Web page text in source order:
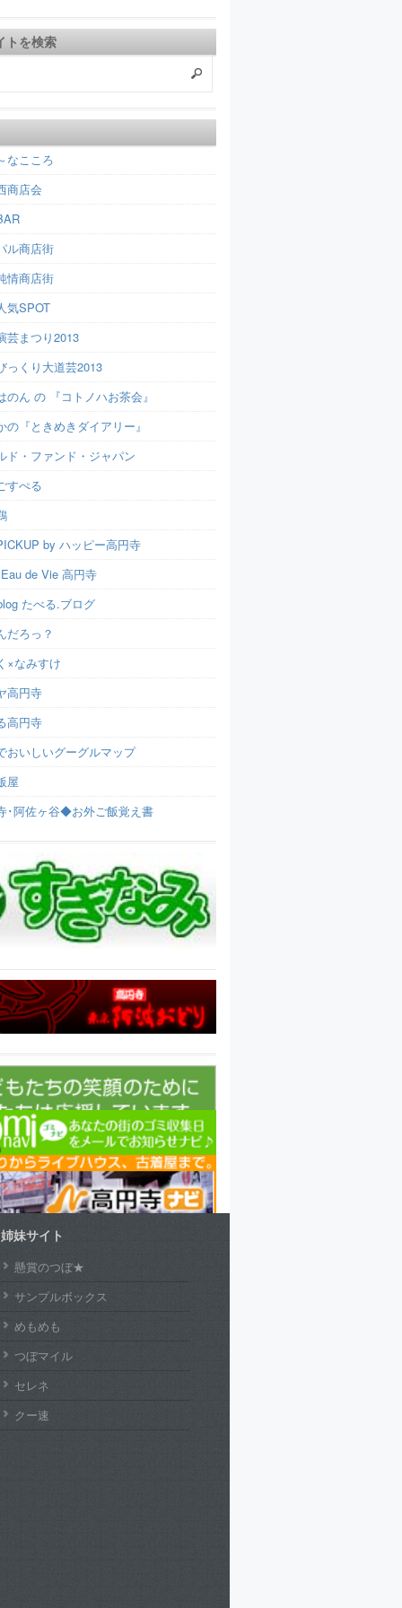
トを検索
なこころ
商店会
ル商店街
情商店街
気SPOT
芸まつり2013
っくり大道芸2013
のん の 『コトノハお茶会』
の『ときめきダイアリー』
ド・ファンド・ジャパン
すぺる
by ハッピー高円寺
de Vie 高円寺
たべる.ブログ
だろっ？
×なみすけ
高円寺
高円寺
おいしいグーグルマップ
屋
･阿佐ヶ谷◆お外ご飯覚え書
姉妹サイト
懸賞のつぼ★
サンプルボックス
めもめも
つぼマイル
セレネ
クー速